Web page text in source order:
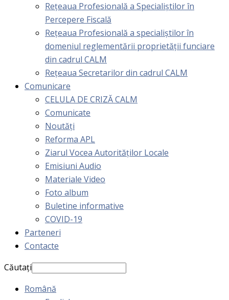
Rețeaua Profesională a Specialiștilor în
Percepere Fiscală
Reţeaua Profesională a specialiştilor în
domeniul reglementării proprietăţii funciare
din cadrul CALM
Rețeaua Secretarilor din cadrul CALM
Comunicare
CELULA DE CRIZĂ CALM
Comunicate
Noutăți
Reforma APL
Ziarul Vocea Autorităților Locale
Emisiuni Audio
Materiale Video
Foto album
Buletine informative
COVID-19
Parteneri
Contacte
Căutați
Română